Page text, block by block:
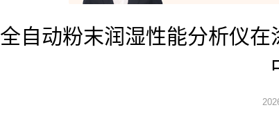
全自动粉末润湿性能分析仪